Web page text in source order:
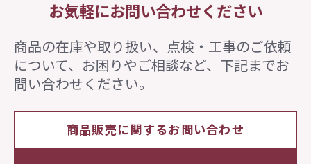
お気軽にお問い合わせください
商品の在庫や取り扱い、点検・工事のご依頼
について、 お困りやご相談など、下記までお
問い合わせください。
商品販売に関するお問い合わせ